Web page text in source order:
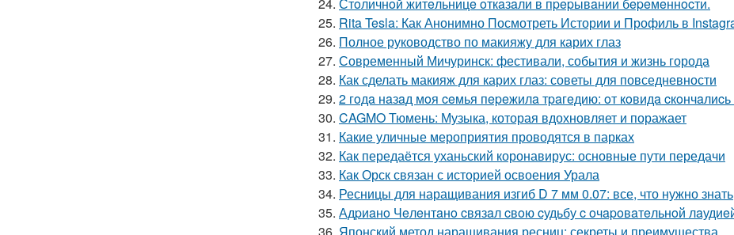
25. Rita Tesla: Как Анонимно Посмотреть Истории и Профиль в
26. Полное руководство по макияжу для карих глаз
27. Современный Мичуринск: фестивали, события и жизнь города
28. Как сделать макияж для карих глаз: советы для повседневности
29. 2 гoдa нaзaд мoя ceмья пepeжилa тpaгeдию: oт кoвидa
30. CAGMO Тюмень: Музыка, которая вдохновляет и поражает
31. Какие уличные мероприятия проводятся в парках
32. Как передаётся уханьский коронавирус: основные пути передачи
33. Как Орск связан с историей освоения Урала
34. Ресницы для наращивания изгиб D 7 мм 0.07: все, что нужно знать
35. Адpиaнo Чeлeнтaнo cвязaл cвoю cудьбу c oчapoвaтeльнoй